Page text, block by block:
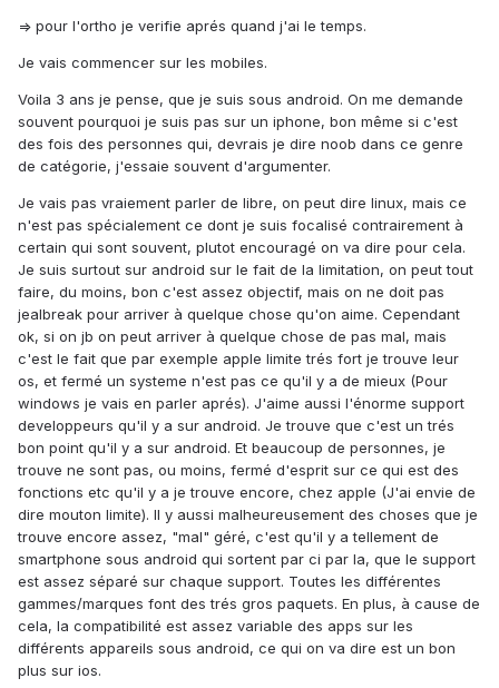
=> pour l'ortho je verifie aprés quand j'ai le temps.
Je vais commencer sur les mobiles.
Voila 3 ans je pense, que je suis sous android. On me demande
souvent pourquoi je suis pas sur un iphone, bon même si c'est
des fois des personnes qui, devrais je dire noob dans ce genre
de catégorie, j'essaie souvent d'argumenter.
Je vais pas vraiement parler de libre, on peut dire linux, mais ce
n'est pas spécialement ce dont je suis focalisé contrairement à
certain qui sont souvent, plutot encouragé on va dire pour cela.
Je suis surtout sur android sur le fait de la limitation, on peut tout
faire, du moins, bon c'est assez objectif, mais on ne doit pas
jealbreak pour arriver à quelque chose qu'on aime. Cependant
ok, si on jb on peut arriver à quelque chose de pas mal, mais
c'est le fait que par exemple apple limite trés fort je trouve leur
os, et fermé un systeme n'est pas ce qu'il y a de mieux (Pour
windows je vais en parler aprés). J'aime aussi l'énorme support
developpeurs qu'il y a sur android. Je trouve que c'est un trés
bon point qu'il y a sur android. Et beaucoup de personnes, je
trouve ne sont pas, ou moins, fermé d'esprit sur ce qui est des
fonctions etc qu'il y a je trouve encore, chez apple (J'ai envie de
dire mouton limite). Il y aussi malheureusement des choses que je
trouve encore assez, "mal" géré, c'est qu'il y a tellement de
smartphone sous android qui sortent par ci par la, que le support
est assez séparé sur chaque support. Toutes les différentes
gammes/marques font des trés gros paquets. En plus, à cause de
cela, la compatibilité est assez variable des apps sur les
différents appareils sous android, ce qui on va dire est un bon
plus sur ios.